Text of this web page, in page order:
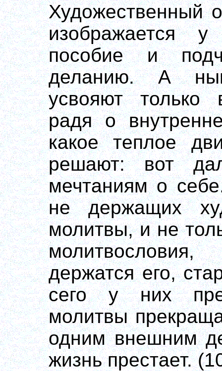
Художественный
изображается
пособие и
деланию. А
усвояют
радя о
какое теплое
решают: вот
мечтаниям о
не держащих
молитвы, и не
держатся его,
сего у них
молитвы
одним внешним
жизнь престает.